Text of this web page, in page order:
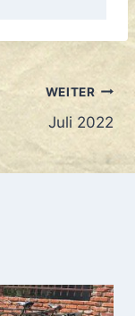
WEITER
Juli 2022